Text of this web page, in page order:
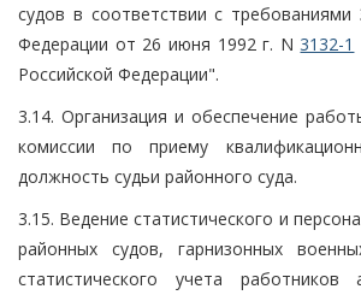
судов в соответствии с требованиями
Федерации от 26 июня 1992 г. N3132-1
Российской Федерации".
3.14. Организация и обеспечение
комиссии по приему
должность судьи районного суда.
3.15. Ведение статистического и
районных судов, гарнизонных
статистического учета работников